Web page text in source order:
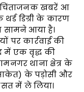
चिंताजनक खबरें आ
डिग्री के कारण
सामने आया है।
पर कार्रवाई की
में एक वृद्ध की
थाना क्षेत्र के
के पड़ोसी और
में ले लिया।